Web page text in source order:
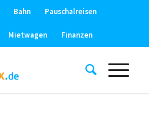
Bahn Pauschalreisen
Mietwagen Finanzen